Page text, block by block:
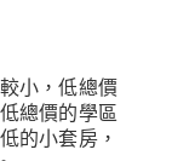
小，低總價
總價的學區
的小套房，